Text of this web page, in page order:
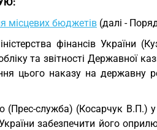
місцевих бюджетів (далі -
фінансів України
та звітності Державної
цього наказу на державну
(Прес-служба) (Косарчук В.П.)
забезпечити його